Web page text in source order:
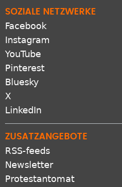
SOZIALE NETZWERKE
Facebook
Instagram
YouTube
Pinterest
Bluesky
X
LinkedIn
ZUSATZANGEBOTE
RSS-feeds
Newsletter
Protestantomat